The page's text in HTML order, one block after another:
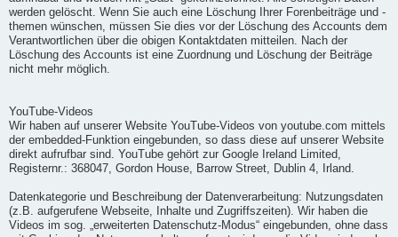
werden gelöscht. Wenn Sie auch eine Löschung Ihrer Forenbeiträge und -
themen wünschen, müssen Sie dies vor der Löschung des Accounts dem
Verantwortlichen über die obigen Kontaktdaten mitteilen. Nach der
Löschung des Accounts ist eine Zuordnung und Löschung der Beiträge
nicht mehr möglich.
YouTube-Videos
Wir haben auf unserer Website YouTube-Videos von youtube.com mittels
der embedded-Funktion eingebunden, so dass diese auf unserer Website
direkt aufrufbar sind. YouTube gehört zur Google Ireland Limited,
Registernr.: 368047, Gordon House, Barrow Street, Dublin 4, Irland.
Datenkategorie und Beschreibung der Datenverarbeitung: Nutzungsdaten
(z.B. aufgerufene Webseite, Inhalte und Zugriffszeiten). Wir haben die
Videos im sog. „erweiterten Datenschutz-Modus“ eingebunden, ohne dass